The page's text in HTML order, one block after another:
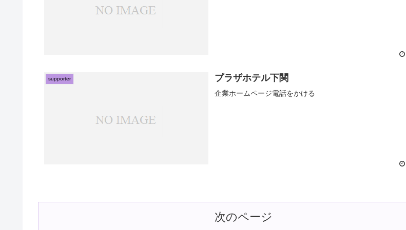
supporter プラザホテル下関
企業ホームページ電話をかける
次のページ